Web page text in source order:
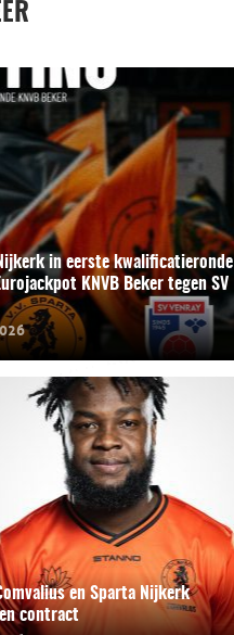
in eerste kwalificatieronde
KNVB Beker tegen SV
en Sparta Nijkerk
contract